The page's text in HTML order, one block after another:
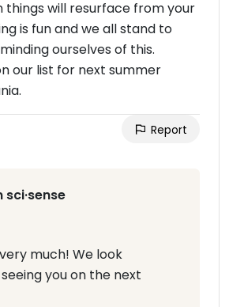
will resurface from your
is fun and we all stand to
ourselves of this.
our list for next summer
Report
much! We look
you on the next